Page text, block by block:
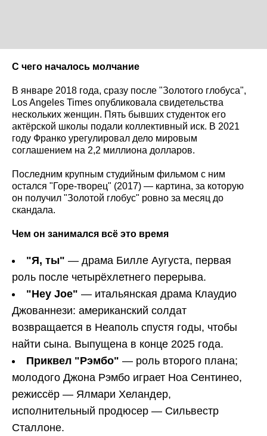
С чего началось молчание
В январе 2018 года, сразу после "Золотого глобуса",
Los Angeles Times опубликовала свидетельства
нескольких женщин. Пять бывших студенток его
актёрской школы подали коллективный иск. В 2021
году Франко урегулировал дело мировым
соглашением на 2,2 миллиона долларов.
Последним крупным студийным фильмом с ним
остался "Горе-творец" (2017) — картина, за которую
он получил "Золотой глобус" ровно за месяц до
скандала.
Чем он занимался всё это время
"Я, ты" — драма Билле Аугуста, первая
роль после четырёхлетнего перерыва.
"Hey Joe" — итальянская драма Клаудио
Джованнези: американский солдат
возвращается в Неаполь спустя годы, чтобы
найти сына. Выпущена в конце 2025 года.
Приквел "Рэмбо" — роль второго плана;
молодого Джона Рэмбо играет Ноа Сентинео,
режиссёр — Ялмари Хеландер,
исполнительный продюсер — Сильвестр
Сталлоне.